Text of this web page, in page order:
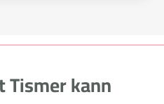
kann